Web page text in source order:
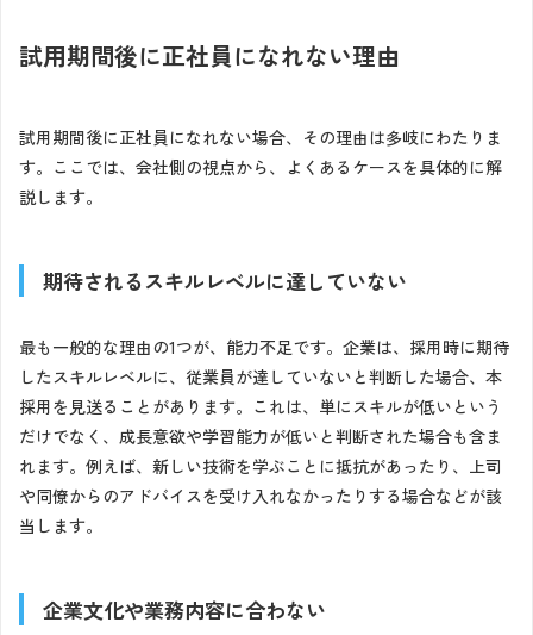
試用期間後に正社員になれない理由
試用期間後に正社員になれない場合、その理由は多岐にわたりま
す。ここでは、会社側の視点から、よくあるケースを具体的に解
説します。
期待されるスキルレベルに達していない
最も一般的な理由の1つが、能力不足です。企業は、採用時に期待
したスキルレベルに、従業員が達していないと判断した場合、本
採用を見送ることがあります。これは、単にスキルが低いという
だけでなく、成長意欲や学習能力が低いと判断された場合も含ま
れます。例えば、新しい技術を学ぶことに抵抗があったり、上司
や同僚からのアドバイスを受け入れなかったりする場合などが該
当します。
企業文化や業務内容に合わない